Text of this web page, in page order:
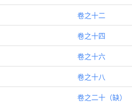
卷之十二
卷之十四
卷之十六
卷之十八
卷之二十（缺）